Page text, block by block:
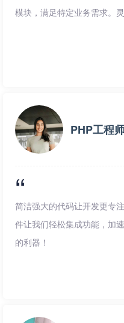
模块，满足特定业务需求。
PHP工程
简洁强大的代码让开发更专
件让我们轻松集成功能，加
的利器！